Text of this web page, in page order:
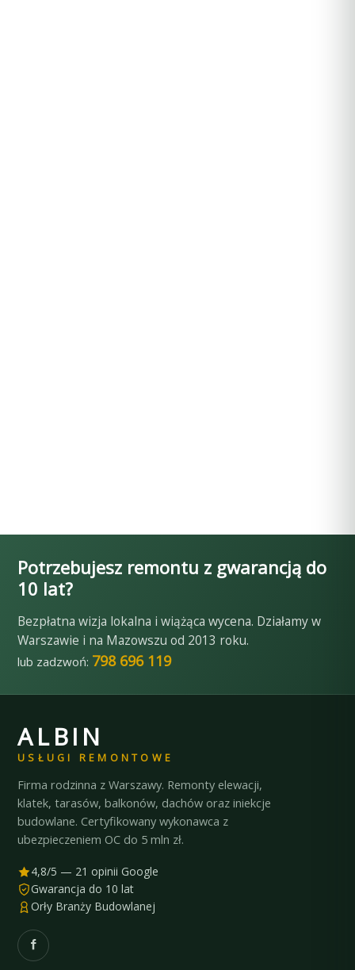
Potrzebujesz remontu z gwarancją do
10 lat?
Bezpłatna wizja lokalna i wiążąca wycena. Działamy w
Warszawie i na Mazowszu od 2013 roku.
lub zadzwoń: 798 696 119
ALBIN
USŁUGI REMONTOWE
Firma rodzinna z Warszawy. Remonty elewacji,
klatek, tarasów, balkonów, dachów oraz iniekcje
budowlane. Certyfikowany wykonawca z
ubezpieczeniem OC do 5 mln zł.
4,8/5 — 21 opinii Google
Gwarancja do 10 lat
Orły Branży Budowlanej